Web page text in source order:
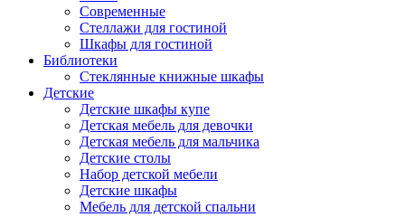
Современные
Стеллажи для гостиной
Шкафы для гостиной
Библиотеки
Стеклянные книжные шкафы
Детские
Детские шкафы купе
Детская мебель для девочки
Детская мебель для мальчика
Детские столы
Набор детской мебели
Детские шкафы
Мебель для детской спальни